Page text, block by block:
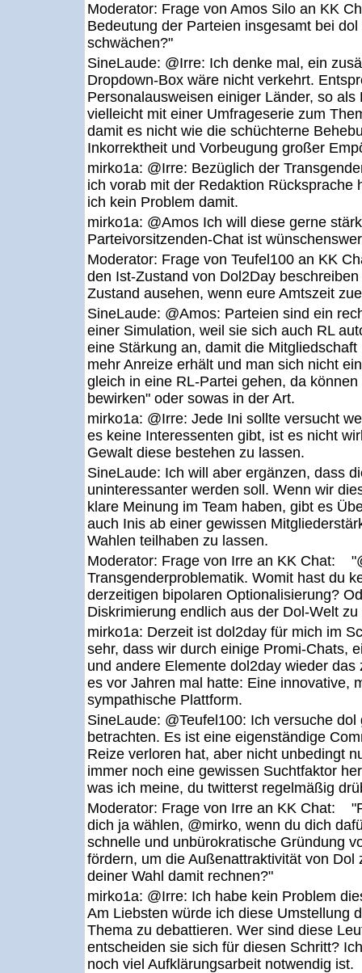
Moderator: Frage von Amos Silo an KK
Bedeutung der Parteien insgesamt bei
schwächen?"
SineLaude: @Irre: Ich denke mal, ein
Dropdown-Box wäre nicht verkehrt.
Personalausweisen einiger Länder, so
vielleicht mit einer Umfrageserie zum
damit es nicht wie die schüchterne
Inkorrektheit und Vorbeugung großer
mirko1a: @Irre: Bezüglich der
ich vorab mit der Redaktion Rücksprache
ich kein Problem damit.
mirko1a: @Amos Ich will diese gerne
Parteivorsitzenden-Chat ist
Moderator: Frage von Teufel100 an KK
den Ist-Zustand von Dol2Day
Zustand ausehen, wenn eure Amtszeit
SineLaude: @Amos: Parteien sind ein
einer Simulation, weil sie sich auch RL
eine Stärkung an, damit die
mehr Anreize erhält und man sich nicht
gleich in eine RL-Partei gehen, da
bewirken" oder sowas in der Art.
mirko1a: @Irre: Jede Ini sollte versucht
es keine Interessenten gibt, ist es nicht
Gewalt diese bestehen zu lassen.
SineLaude: Ich will aber ergänzen, dass
uninteressanter werden soll. Wenn wir
klare Meinung im Team haben, gibt es
auch Inis ab einer gewissen
Wahlen teilhaben zu lassen.
Moderator: Frage von Irre an KK Chat:
Transgenderproblematik. Womit hast du
derzeitigen bipolaren Optionalisierung?
Diskrimierung endlich aus der Dol-Welt
mirko1a: Derzeit ist dol2day für mich im
sehr, dass wir durch einige Promi-Chats,
und andere Elemente dol2day wieder
es vor Jahren mal hatte: Eine innovative,
sympathische Plattform.
SineLaude: @Teufel100: Ich versuche
betrachten. Es ist eine eigenständige
Reize verloren hat, aber nicht unbedingt
immer noch eine gewissen Suchtfaktor
was ich meine, du twitterst regelmäßig
Moderator: Frage von Irre an KK Chat:
dich ja wählen, @mirko, wenn du dich
schnelle und unbürokratische Gründung
fördern, um die Außenattraktivität von Dol
deiner Wahl damit rechnen?"
mirko1a: @Irre: Ich habe kein Problem
Am Liebsten würde ich diese Umstellung
Thema zu debattieren. Wer sind diese
entscheiden sie sich für diesen Schritt?
noch viel Aufklärungsarbeit notwendig ist.